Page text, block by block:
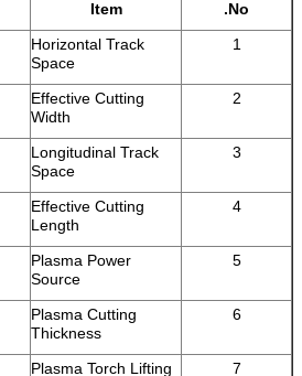
No.
Item
1
Horizontal Track
Space
2
Effective Cutting
Width
3
Longitudinal Track
Space
4
Effective Cutting
Length
5
Plasma Power
Source
6
Plasma Cutting
Thickness
7
Plasma Torch Lifting